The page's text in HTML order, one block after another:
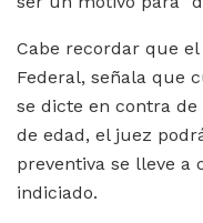
Cabe recordar que
Federal, señala que
se dicte en contra
de edad, el juez
preventiva se lleve a
indiciado.